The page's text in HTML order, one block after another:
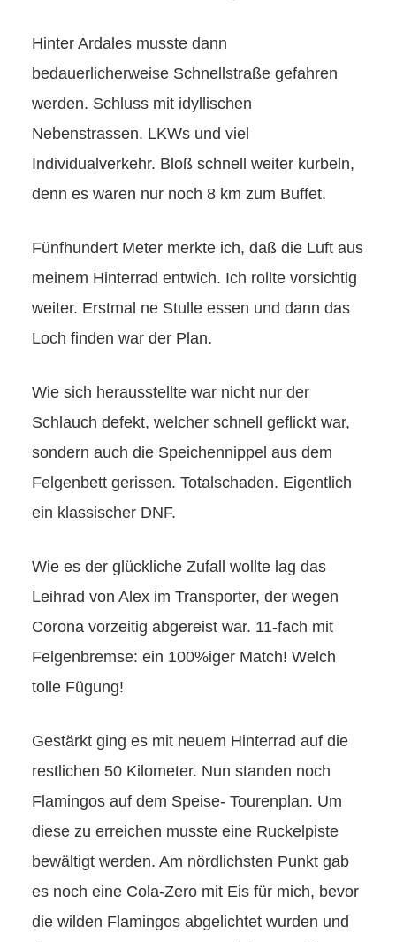
Hinter Ardales musste dann
bedauerlicherweise Schnellstraße gefahren
werden. Schluss mit idyllischen
Nebenstrassen. LKWs und viel
Individualverkehr. Bloß schnell weiter kurbeln,
denn es waren nur noch 8 km zum Buffet.
Fünfhundert Meter merkte ich, daß die Luft aus
meinem Hinterrad entwich. Ich rollte vorsichtig
weiter. Erstmal ne Stulle essen und dann das
Loch finden war der Plan.
Wie sich herausstellte war nicht nur der
Schlauch defekt, welcher schnell geflickt war,
sondern auch die Speichennippel aus dem
Felgenbett gerissen. Totalschaden. Eigentlich
ein klassischer DNF.
Wie es der glückliche Zufall wollte lag das
Leihrad von Alex im Transporter, der wegen
Corona vorzeitig abgereist war. 11-fach mit
Felgenbremse: ein 100%iger Match! Welch
tolle Fügung!
Gestärkt ging es mit neuem Hinterrad auf die
restlichen 50 Kilometer. Nun standen noch
Flamingos auf dem Speise- Tourenplan. Um
diese zu erreichen musste eine Ruckelpiste
bewältigt werden. Am nördlichsten Punkt gab
es noch eine Cola-Zero mit Eis für mich, bevor
die wilden Flamingos abgelichtet wurden und